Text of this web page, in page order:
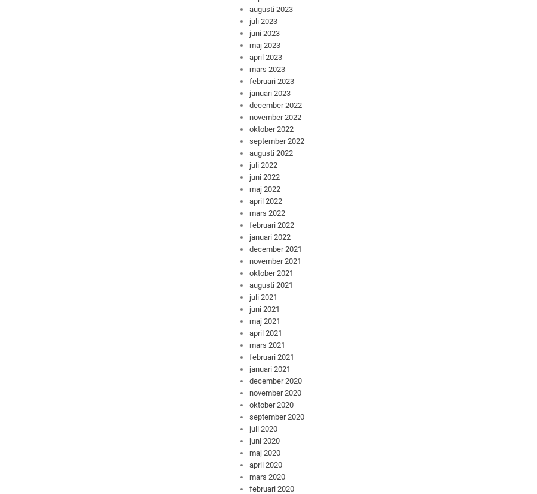
augusti 2023
juli 2023
juni 2023
maj 2023
april 2023
mars 2023
februari 2023
januari 2023
december 2022
november 2022
oktober 2022
september 2022
augusti 2022
juli 2022
juni 2022
maj 2022
april 2022
mars 2022
februari 2022
januari 2022
december 2021
november 2021
oktober 2021
augusti 2021
juli 2021
juni 2021
maj 2021
april 2021
mars 2021
februari 2021
januari 2021
december 2020
november 2020
oktober 2020
september 2020
juli 2020
juni 2020
maj 2020
april 2020
mars 2020
februari 2020